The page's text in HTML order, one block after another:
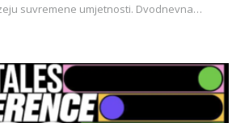
suvremene umjetnosti. Dvodnevna…